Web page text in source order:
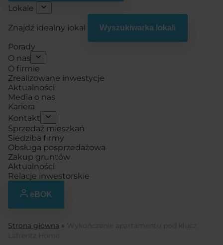
Lokale
Znajdź idealny lokal Wyszukiwarka lokali
Porady
O nas
O firmie
Zrealizowane inwestycje
Aktualności
Media o nas
Kariera
Kontakt
Sprzedaż mieszkań
Siedziba firmy
Obsługa posprzedażowa
Zakup gruntów
Aktualności
Relacje inwestorskie
eBOK
Strona główna »